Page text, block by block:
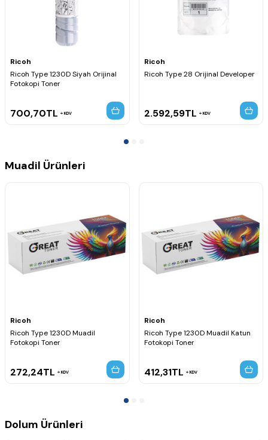
Ricoh
Ricoh Type 1230D Siyah Orijinal
Fotokopi Toner
700,70TL KDV
Ricoh
Ricoh Type 28 Orijinal Developer
2.592,59TL KDV
Muadil Ürünleri
Ricoh
Ricoh Type 1230D Muadil
Fotokopi Toner
272,24TL KDV
Ricoh
Ricoh Type 1230D Muadil Katun
Fotokopi Toner
412,31TL KDV
Dolum Ürünleri